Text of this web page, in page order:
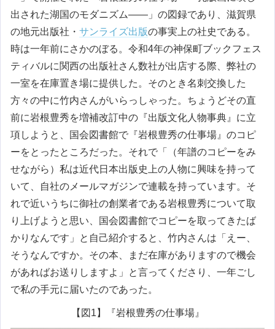
出された湖国のモダニズム――」の図録であり、滋賀県
の地元出版社・ サンライズ出版の事実上の社史である。
時は一年前にさかのぼる。令和4年の神保町ブックフェス
ティバルに関西の出版社さん数社が出店する際、弊社の
一室を在庫置き場に提供した。そのとき名刺交換した
方々の中に竹内さんがいらっしゃった。ちょうどその直
前に岩根豊秀を増補改訂中の『出版文化人物事典』に立
項しようと、国会図書館で『岩根豊秀の仕事場』のコピ
ーをとったところだった。それで「（年譜のコピーをみ
せながら）私は近代日本出版史上の人物に興味を持って
いて、自社のメールマガジンで連載を持っています。そ
れで近いうちに御社の創業者である岩根豊秀について取
り上げようと思い、国会図書館でコピーを取ってきたば
かりなんです」と自己紹介すると、竹内さんは「えー、
そうなんですか。その本、まだ在庫がありますので機会
があればお送りしますよ」と言ってくださり、一年ごし
で私の手元に届いたのであった。
【図1】『岩根豊秀の仕事場』